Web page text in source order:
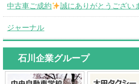
中古車ご成約 誠にありがとうござい
ジャーナル
石川企業グループ